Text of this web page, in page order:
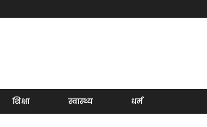
शिक्षा स्वास्थ्य धर्म